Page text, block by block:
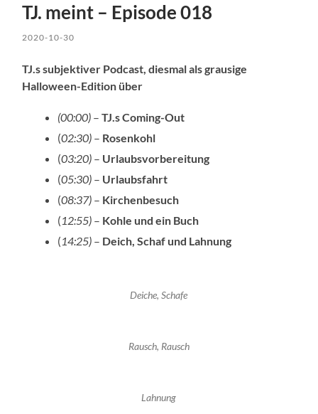
TJ. meint – Episode 018
2020-10-30
TJ.s subjektiver Podcast, diesmal als grausige
Halloween-Edition über
(00:00) –TJ.s Coming-Out
(02:30) – Rosenkohl
(03:20) – Urlaubsvorbereitung
(05:30) – Urlaubsfahrt
(08:37) – Kirchenbesuch
(12:55) – Kohle und ein Buch
(14:25) – Deich, Schaf und Lahnung
Deiche, Schafe
Rausch, Rausch
Lahnung